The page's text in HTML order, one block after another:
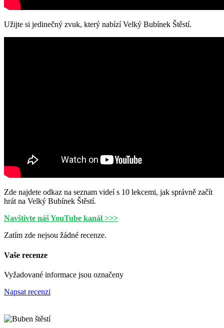
Užijte si jedinečný zvuk, který nabízí Velký Bubínek Štěstí.
Zde najdete odkaz na seznam videí s 10 lekcemi, jak správně začít
hrát na Velký Bubínek Štěstí.
Navštivte náš YouTube kanál >>>
Zatím zde nejsou žádné recenze.
Vaše recenze
Vyžadované informace jsou označeny
Napsat recenzi